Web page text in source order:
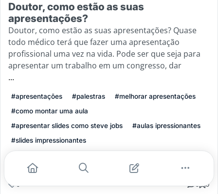
Doutor, como estão as suas
apresentações?
Doutor, como estão as suas apresentações? Quase
todo médico terá que fazer uma apresentação
profissional uma vez na vida. Pode ser que seja para
apresentar um trabalho em um congresso, dar
...
#apresentações #palestras
#melhorar apresentações
#como montar uma aula
#apresentar slides como steve jobs
#aulas ipressionantes
#slides impressionantes
Leia mais
0 0 0